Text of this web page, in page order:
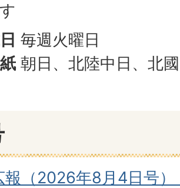
毎週火曜日
朝日、北陸中日、北
報（2026年8月4日号